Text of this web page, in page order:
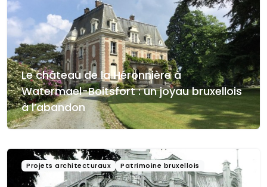
Le château de la Héronnière à
Watermael-Boitsfort : un joyau bruxellois
à l’abandon
Projets architecturaux Patrimoine bruxellois